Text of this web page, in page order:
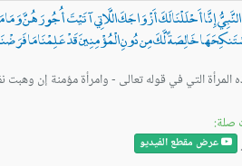
النَّبِيُّ إِنَّا أَحْلَلْنَا لَكَ أَزْوَاجَكَ اللَّاتِي آتَيْتَ
خَالِصَةً لَّكَ مِن دُونِ الْمُؤْمِنِينَ قَدْ عَلِمْنَا مَا
التي في قوله تعالى - وامرأة مؤمنة إن وهبت
صلة:
عرض مقطع الفيديو